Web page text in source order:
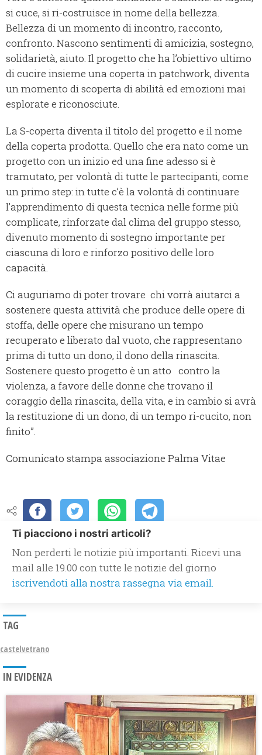
si cuce, si ri-costruisce in nome della bellezza.
Bellezza di un momento di incontro, racconto,
confronto. Nascono sentimenti di amicizia, sostegno,
solidarietà, aiuto. Il progetto che ha l’obiettivo ultimo
di cucire insieme una coperta in patchwork, diventa
un momento di scoperta di abilità ed emozioni mai
esplorate e riconosciute.
La S-coperta diventa il titolo del progetto e il nome
della coperta prodotta. Quello che era nato come un
progetto con un inizio ed una fine adesso si è
tramutato, per volontà di tutte le partecipanti, come
un primo step: in tutte c’è la volontà di continuare
l’apprendimento di questa tecnica nelle forme più
complicate, rinforzate dal clima del gruppo stesso,
divenuto momento di sostegno importante per
ciascuna di loro e rinforzo positivo delle loro
capacità.
Ci auguriamo di poter trovare chi vorrà aiutarci a
sostenere questa attività che produce delle opere di
stoffa, delle opere che misurano un tempo
recuperato e liberato dal vuoto, che rappresentano
prima di tutto un dono, il dono della rinascita.
Sostenere questo progetto è un atto contro la
violenza, a favore delle donne che trovano il
coraggio della rinascita, della vita, e in cambio si avrà
la restituzione di un dono, di un tempo ri-cucito, non
finito”.
Comunicato stampa associazione Palma Vitae
Ti piacciono i nostri articoli?
Non perderti le notizie più importanti. Ricevi una
mail alle 19.00 con tutte le notizie del giorno
iscrivendoti alla nostra rassegna via email.
TAG
castelvetrano
IN EVIDENZA